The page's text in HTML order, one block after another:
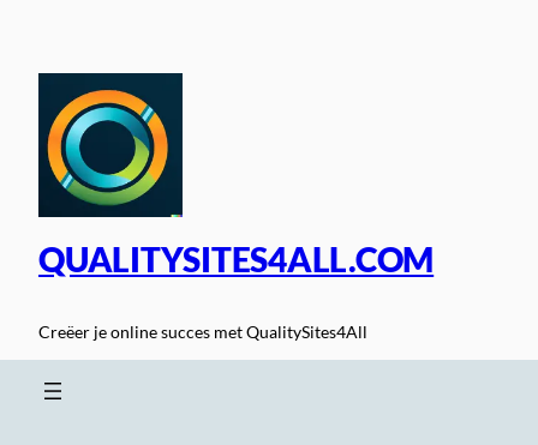
inhoud
QUALITYSITES4ALL.COM
Creëer je online succes met QualitySites4All